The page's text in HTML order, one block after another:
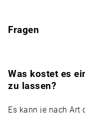
Fragen
Was kostet es
zu lassen?
Es kann je nach Art